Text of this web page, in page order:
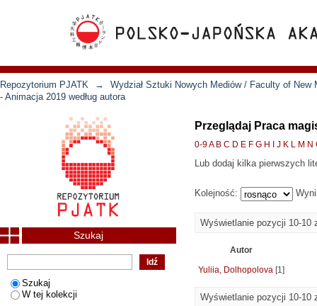
Repozytorium PJATK →
Wydział Sztuki Nowych Mediów / Faculty of New
- Animacja 2019 według autora
Przeglądaj Praca
0-9A B C D E F G H J K L M N
Lub dodaj kilka pierwszych
Kolejność:
Wyświetlanie pozycji 10-10
Autor
Yuliia, Dolhopolova [1]
Wyświetlanie pozycji 10-10
Szukaj
Szukaj
W tej kolekcji